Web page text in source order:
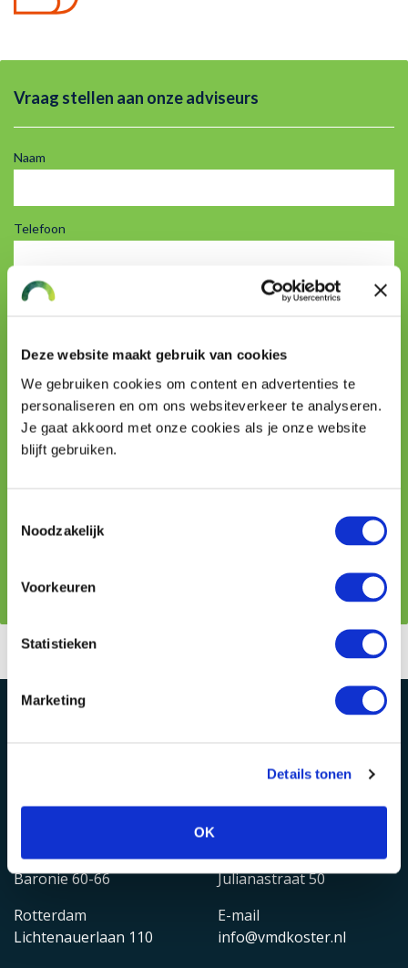
Deze website maakt gebruik van cookies
We gebruiken cookies om content en advertenties te
personaliseren en om ons websiteverkeer te analyseren.
Je gaat akkoord met onze cookies als je onze website
blijft gebruiken.
Noodzakelijk
Voorkeuren
Statistieken
Marketing
Details tonen
OK
Vraag stellen aan onze adviseurs
Naam
Telefoon
E-mailadres
Na ontvangst van het formulier nemen wij binnen één
Alphen aan den Rijn
Baronie 60-66
Rotterdam
Lichtenauerlaan 110
Bodegraven
Julianastraat 50
E-mail
info@vmdkoster.nl